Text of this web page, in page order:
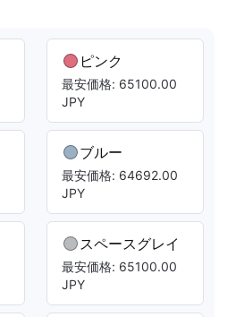
ピンク
最安価格: 65100.00
JPY
ブルー
最安価格: 64692.00
JPY
スペースグレイ
最安価格: 65100.00
JPY